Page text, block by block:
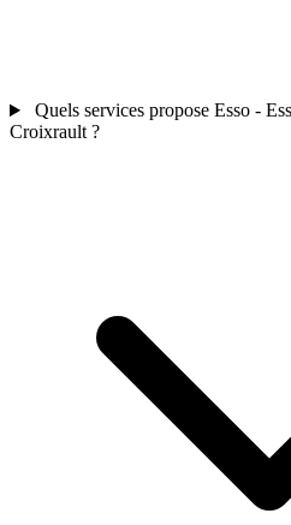
Quels services propose Esso -
Croixrault ?